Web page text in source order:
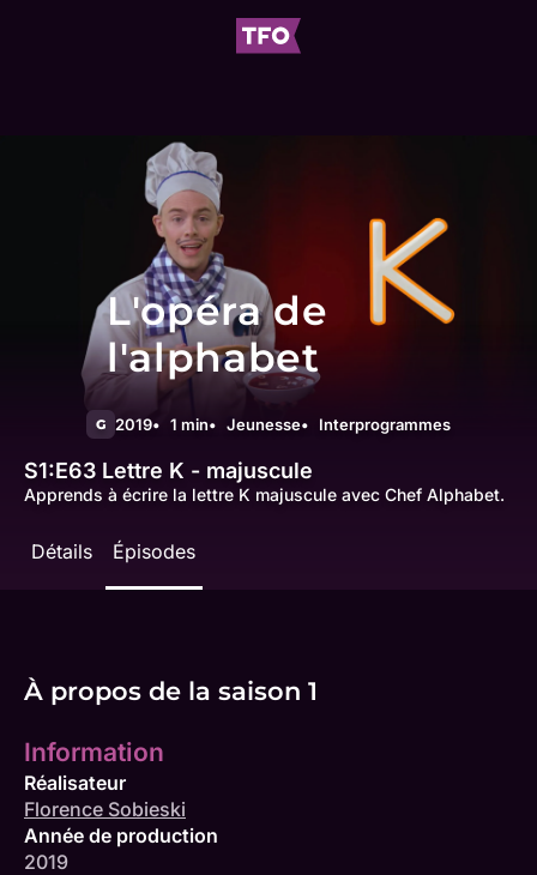
L'opéra de
l'alphabet
G 2019 1 min Jeunesse Interprogrammes
S1:E63 Lettre K - majuscule
Apprends à écrire la lettre K majuscule avec Chef Alphabet.
Détails Épisodes
À propos de la saison 1
Information
Réalisateur
Florence Sobieski
Année de production
2019